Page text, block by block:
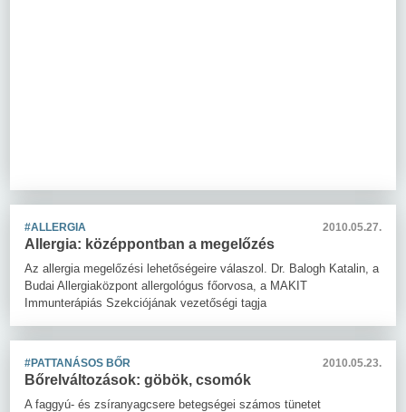
#ALLERGIA 2010.05.27.
Allergia: középpontban a megelőzés
Az allergia megelőzési lehetőségeire válaszol. Dr. Balogh Katalin, a
Budai Allergiaközpont allergológus főorvosa, a MAKIT
Immunterápiás Szekciójának vezetőségi tagja
#PATTANÁSOS BŐR 2010.05.23.
Bőrelváltozások: göbök, csomók
A faggyú- és zsíranyagcsere betegségei számos tünetet